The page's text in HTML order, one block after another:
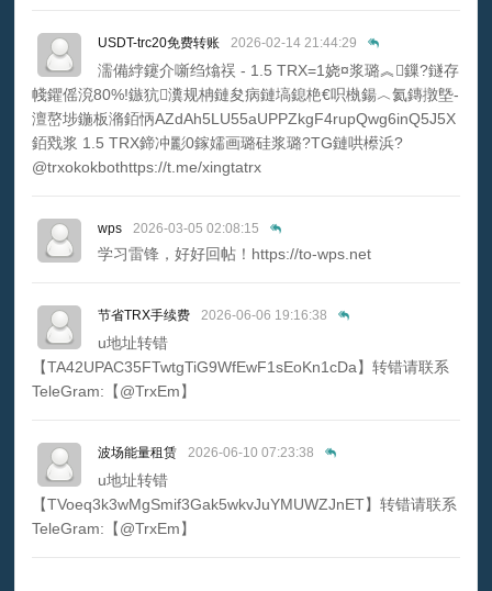
USDT-trc20免费转账 2026-02-14 21:44:29
濡備綍鑳介噺绉熻祦 - 1.5 TRX=1娆¤浆璐︽鏁?鐩存
帴鑺傜渷80%!鏃犺瀵规柟鏈夋病鏈塙鎴栬€呮槸鍚︿氦鏄撴墍-
澶嶅埗鍦板潃銆怲AZdAh5LU55aUPPZkgF4rupQwg6inQ5J5X
銆戣浆 1.5 TRX鍗冲彲0鎵嬬画璐硅浆璐?TG鏈哄櫒浜?
@trxokokbothttps://t.me/xingtatrx
wps 2026-03-05 02:08:15
学习雷锋，好好回帖！https://to-wps.net
节省TRX手续费 2026-06-06 19:16:38
u地址转错
【TA42UPAC35FTwtgTiG9WfEwF1sEoKn1cDa】转错请联系
TeleGram:【@TrxEm】
波场能量租赁 2026-06-10 07:23:38
u地址转错
【TVoeq3k3wMgSmif3Gak5wkvJuYMUWZJnET】转错请联系
TeleGram:【@TrxEm】